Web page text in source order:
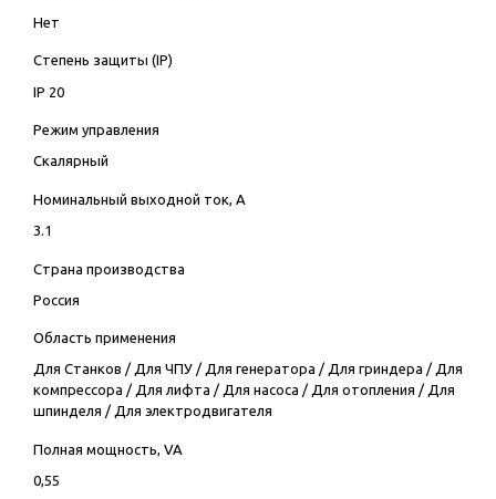
Нет
Степень защиты (IP)
IP 20
Режим управления
Скалярный
Номинальный выходной ток, А
3.1
Страна производства
Россия
Область применения
Для Станков / Для ЧПУ/ Для генератора / Для гриндера / Для
компрессора / Для лифта / Для насоса / Для отопления / Для
шпинделя / Для электродвигателя
Полная мощность, VA
0,55